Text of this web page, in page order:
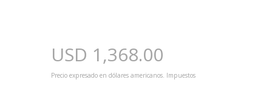
USD 1,368.00
Precio expresado en dólares americanos. Impuestos